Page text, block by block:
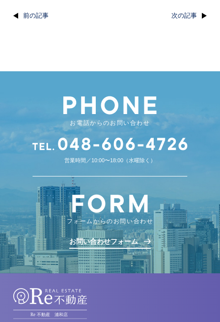
前の記事 次の記事
お電話からのお問い合わせ
営業時間／10:00〜18:00（水曜除く）
フォームからのお問い合わせ
お問い合わせフォーム